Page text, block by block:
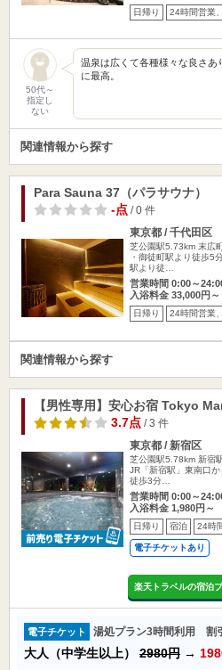
日帰り 24時間営業
50代～
指定し
ない
温泉は広くて各種様々な良さ
に最高。
関連情報から探す
Para Sauna 37（パラサウナ）
-点/ 0 件
東京都 / 千代田区
芝公園駅5.73km 末広
・御徒町駅より徒歩5
駅より徒…
営業時間 0:00～
入浴料金 33,000円～
日帰り 24時間営業
関連情報から探す
【男性専用】安心お宿 Tokyo
3.7点/ 3 件
東京都 / 新宿区
芝公園駅5.78km 新宿
JR「新宿駅」東南口
徒歩3分…
営業時間 0:00～
入浴料金 1,980円～
日帰り 宿泊 24時
電子チケットあり
楽天トラベルの宿泊
電子チケット 湯処プラン3時間利用 割引
大人（中学生以上） 2980円 →